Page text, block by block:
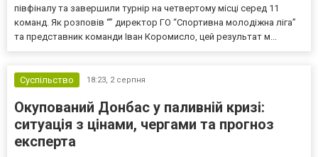
півфіналу та завершили турнір на четвертому місці серед 11
команд. Як розповів “” директор ГО “Спортивна молодіжна ліга”
та представник команди Іван Коромисло, цей результат м...
Суспільство 18:23, 2 серпня
Окупований Донбас у паливній кризі:
ситуація з цінами, чергами та прогноз
експерта